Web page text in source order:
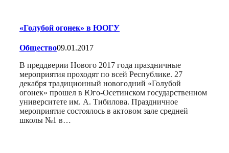
«Голубой огонек» в ЮОГУ
Общество09.01.2017
В преддверии Нового 2017 года праздничные
мероприятия проходят по всей Республике. 27
декабря традиционный новогодний «Голубой
огонек» прошел в Юго-Осетинском государственном
университете им. А. Тибилова. Праздничное
мероприятие состоялось в актовом зале средней
школы №1 в…